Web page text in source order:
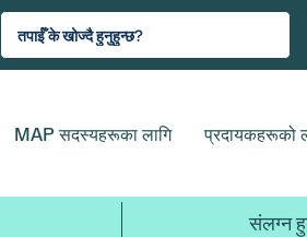
MAP सदस्यहरूका लागि प्रदायकहरूको
संलग्न